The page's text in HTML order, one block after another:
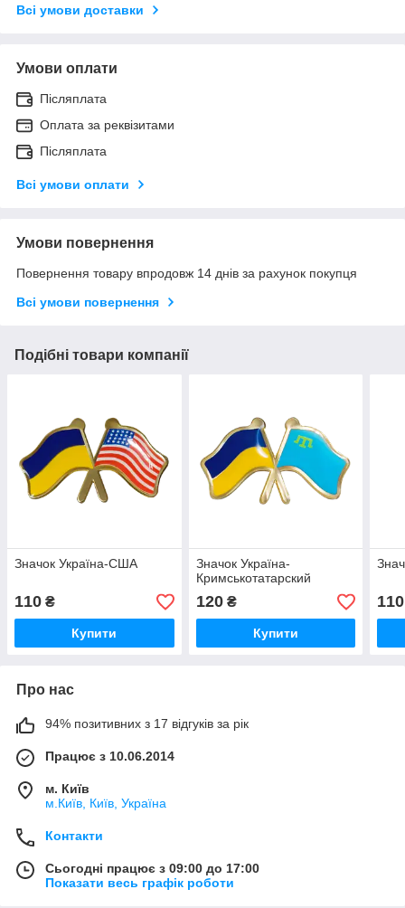
Всі умови доставки
Умови оплати
Післяплата
Оплата за реквізитами
Післяплата
Всі умови оплати
Умови повернення
Повернення товару впродовж 14 днів за рахунок покупця
Всі умови повернення
Подібні товари компанії
Значок Україна-США
110 ₴
Купити
Значок Україна-
Кримськотатарский
120₴
Купити
110
Про нас
94% позитивних з 17 відгуків за рік
Працює з 10.06.2014
м. Київ
м.Київ, Київ, Україна
Контакти
Сьогодні працює з 09:00 до 17:00
Показати весь графік роботи